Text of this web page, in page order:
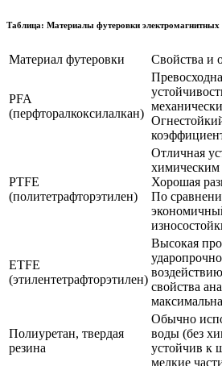
Таблица: Материалы футеровки
Материал футеровки Свойства и
PFA
(перфторалкоксилалкан)
PTFE
(политетрафторэтилен)
Отличная
химическим
Хорошая
По
ETFE
(этилентетрафторэтилен)
Высокая
свойства
Полиуретан, твердая
резина
Обычно
воды (без
устойчив к
мелкие